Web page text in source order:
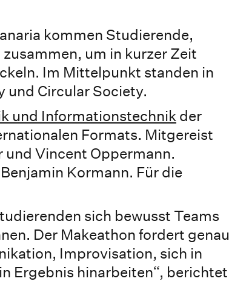
kommen Studierende,
um in kurzer Zeit
Im Mittelpunkt standen in
und Circular Society.
und Informationstechnik der
Formats. Mitgereist
und Vincent Oppermann.
Kormann. Für die
sich bewusst Teams
Der Makeathon fordert genau
Improvisation, sich in
Ergebnis hinarbeiten“, berichtet